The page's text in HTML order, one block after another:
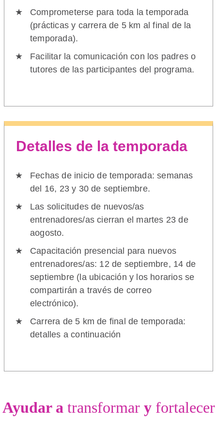
Comprometerse para toda la temporada
(prácticas y carrera de 5 km al final de la
temporada).
Facilitar la comunicación con los padres o
tutores de las participantes del programa.
Detalles de la temporada
Fechas de inicio de temporada: semanas
del 16, 23 y 30 de septiembre.
Las solicitudes de nuevos/as
entrenadores/as cierran el martes 23 de
aogosto.
Capacitación presencial para nuevos
entrenadores/as: 12 de septiembre, 14 de
septiembre (la ubicación y los horarios se
compartirán a través de correo
electrónico).
Carrera de 5 km de final de temporada:
detalles a continuación
Ayudar a transformary fortalecer